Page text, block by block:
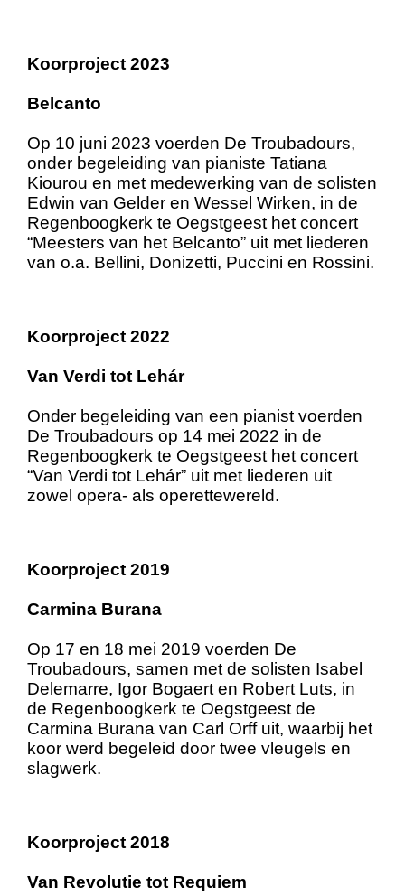
Koorproject 2023
Belcanto
Op 10 juni 2023 voerden De Troubadours,
onder begeleiding van pianiste Tatiana
Kiourou en met medewerking van de solisten
Edwin van Gelder en Wessel Wirken, in de
Regenboogkerk te Oegstgeest het concert
“Meesters van het Belcanto” uit met liederen
van o.a. Bellini, Donizetti, Puccini en Rossini.
Koorproject 2022
Van Verdi tot Lehár
Onder begeleiding van een pianist voerden
De Troubadours op 14 mei 2022 in de
Regenboogkerk te Oegstgeest het concert
“Van Verdi tot Lehár” uit met liederen uit
zowel opera- als operettewereld.
Koorproject 2019
Carmina Burana
Op 17 en 18 mei 2019 voerden De
Troubadours, samen met de solisten Isabel
Delemarre, Igor Bogaert en Robert Luts, in
de Regenboogkerk te Oegstgeest de
Carmina Burana van Carl Orff uit, waarbij het
koor werd begeleid door twee vleugels en
slagwerk.
Koorproject 2018
Van Revolutie tot Requiem